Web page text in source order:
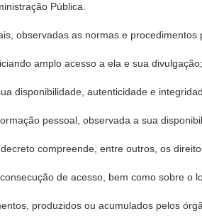
Pública.
observadas as normas e
amplo acesso a ela e sua divulgação;
disponibilidade, autenticidade e
pessoal, observada a sua
compreende, entre outros, os
de acesso, bem como sobre
produzidos ou acumulados pelos